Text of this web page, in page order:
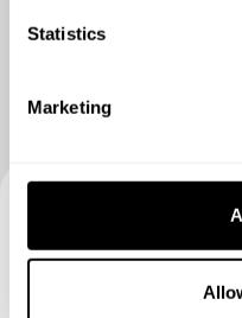
Statistics
Marketing
Buchen Sie